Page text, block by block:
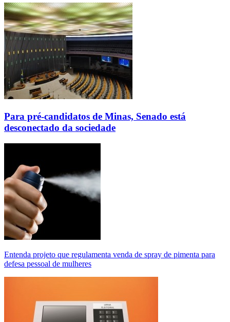
Para pré-candidatos de Minas, Senado está
desconectado da sociedade
Entenda projeto que regulamenta venda de spray de pimenta para
defesa pessoal de mulheres